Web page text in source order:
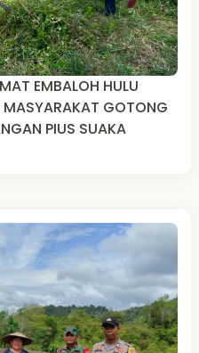
EMBALOH HULU
GOTONG
PIUS SUAKA